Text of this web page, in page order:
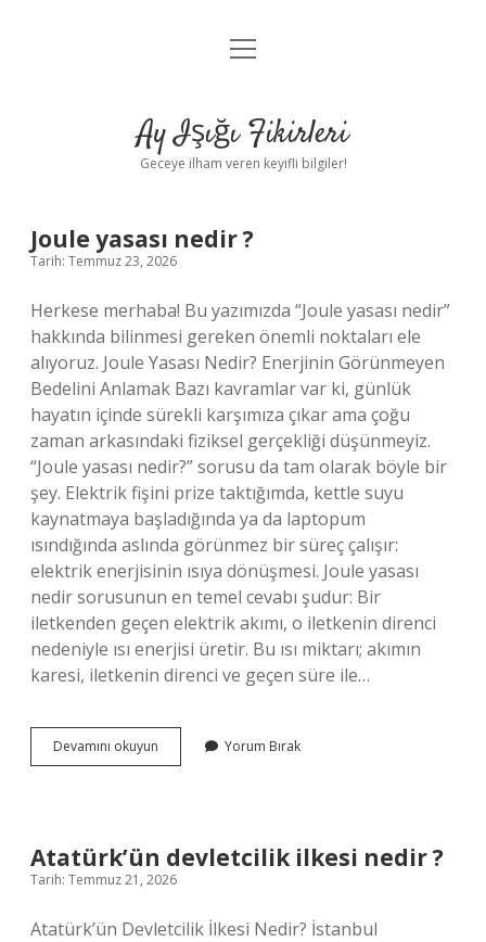
Anasayfa
Yasal Uyarı
menüyü
Ay Işığı Fikirleri
Geceye ilham veren keyifli bilgiler!
Ay
Işığı
Fikirleri
Yazılar
Joule yasası nedir ?
Tarih: Temmuz 23, 2026
Herkese merhaba! Bu yazımızda “Joule yasası nedir”
hakkında bilinmesi gereken önemli noktaları ele
alıyoruz. Joule Yasası Nedir? Enerjinin Görünmeyen
Bedelini Anlamak Bazı kavramlar var ki, günlük
hayatın içinde sürekli karşımıza çıkar ama çoğu
zaman arkasındaki fiziksel gerçekliği düşünmeyiz.
“Joule yasası nedir?” sorusu da tam olarak böyle bir
şey. Elektrik fişini prize taktığımda, kettle suyu
kaynatmaya başladığında ya da laptopum
ısındığında aslında görünmez bir süreç çalışır:
elektrik enerjisinin ısıya dönüşmesi. Joule yasası
nedir sorusunun en temel cevabı şudur: Bir
iletkenden geçen elektrik akımı, o iletkenin direnci
nedeniyle ısı enerjisi üretir. Bu ısı miktarı; akımın
karesi, iletkenin direnci ve geçen süre ile…
Devamını okuyun
yasası
Yorum Bırak
Atatürk’ün devletcilik ilkesi nedir ?
Tarih: Temmuz 21, 2026
Atatürk’ün Devletcilik İlkesi Nedir? İstanbul